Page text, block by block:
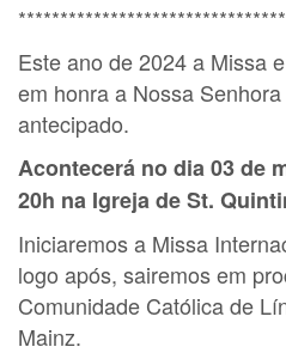
Este ano de 2024 a Missa
em honra a Nossa
antecipado.
Acontecerá no dia 03 de
20h na Igreja de St.
Iniciaremos a Missa
logo após, sairemos em
Comunidade Católica de
Mainz.